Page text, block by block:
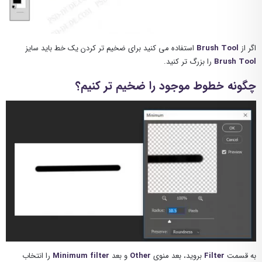
اگر از Brush Tool استفاده می کنید برای ضخیم تر کردن یک خط باید سایز
Brush Tool را بزرگ تر کنید.
چگونه خطوط موجود را ضخیم تر کنیم؟
به قسمتFilter بروید، بعد منوی Other و بعد filter را انتخاب